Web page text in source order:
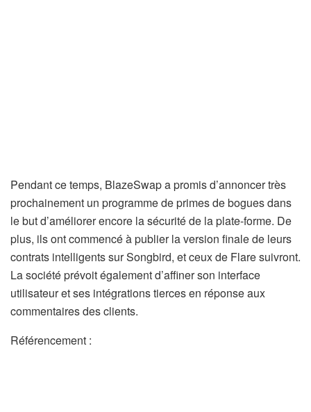
Pendant ce temps, BlazeSwap a promis d’annoncer très
prochainement un programme de primes de bogues dans
le but d’améliorer encore la sécurité de la plate-forme. De
plus, ils ont commencé à publier la version finale de leurs
contrats intelligents sur Songbird, et ceux de Flare suivront.
La société prévoit également d’affiner son interface
utilisateur et ses intégrations tierces en réponse aux
commentaires des clients.
Référencement :